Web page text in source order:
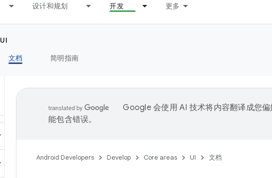
设计和规划 开发 更多
UI
文档 简明指南
Google 会使用 AI 技术将内容翻译成您
能包含错误。
Android Developers Develop Core areas UI 文档